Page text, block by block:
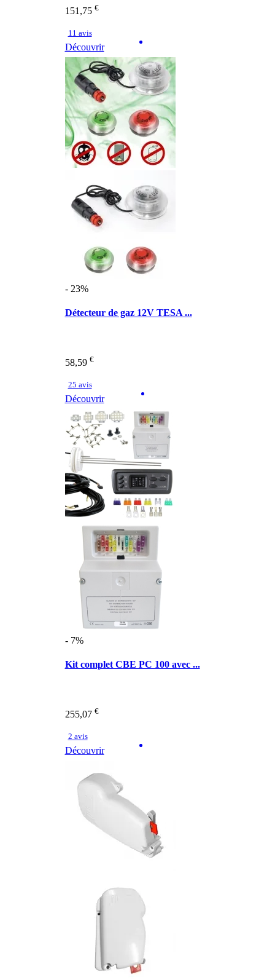
151,75 €
11 avis
Découvrir
- 23%
Détecteur de gaz 12V TESA ...
58,59 €
25 avis
Découvrir
- 7%
Kit complet CBE PC 100 avec ...
255,07 €
2 avis
Découvrir